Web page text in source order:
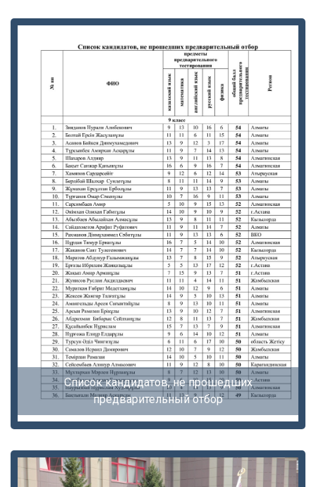
Список кандидатов, не прошедших
предварительный отбор